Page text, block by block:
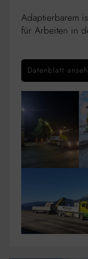
Adaptierbarem
für Arbeiten in
Datenblatt